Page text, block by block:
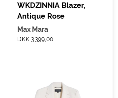
WKDZINNIA Blazer,
Antique Rose
Max Mara
DKK 3.399,00